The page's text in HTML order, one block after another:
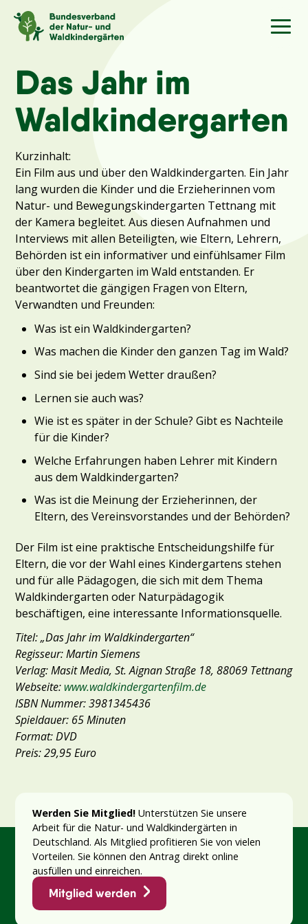
Sprache/Language
Aktuelles
Über uns
Kindergärten
Angebote
Kontakt
Das Jahr im
Waldkindergarten
Kurzinhalt:
Ein Film aus und über den Waldkindergarten. Ein Jahr
lang wurden die Kinder und die Erzieherinnen vom
Natur- und Bewegungskindergarten Tettnang mit
der Kamera begleitet. Aus diesen Aufnahmen und
Interviews mit allen Beteiligten, wie Eltern, Lehrern,
Behörden ist ein informativer und einfühlsamer Film
über den Kindergarten im Wald entstanden. Er
beantwortet die gängigen Fragen von Eltern,
Verwandten und Freunden:
Was ist ein Waldkindergarten?
Was machen die Kinder den ganzen Tag im Wald?
Sind sie bei jedem Wetter draußen?
Lernen sie auch was?
Wie ist es später in der Schule? Gibt es Nachteile
für die Kinder?
Welche Erfahrungen haben Lehrer mit Kindern
aus dem Waldkindergarten?
Was ist die Meinung der Erzieherinnen, der
Eltern, des Vereinsvorstandes und der Behörden?
Der Film ist eine praktische Entscheidungshilfe für
Eltern, die vor der Wahl eines Kindergartens stehen
und für alle Pädagogen, die sich mit dem Thema
Waldkindergarten oder Naturpädagogik
beschäftigen, eine interessante Informationsquelle.
Titel: „Das Jahr im Waldkindergarten“
Regisseur: Martin Siemens
Verlag: Masit Media, St. Aignan Straße 18, 88069 Tettnang
Webseite: www.waldkindergartenfilm.de
ISBN Nummer: 3981345436
Spieldauer: 65 Minuten
Format: DVD
Preis: 29,95 Euro
Werden Sie Mitglied!Unterstützen Sie unsere
Arbeit für die Natur- und Waldkindergärten in
Deutschland. Als Mitglied profitieren Sie von vielen
Vorteilen. Sie können den Antrag direkt online
ausfüllen und einreichen.
Mitglied werden